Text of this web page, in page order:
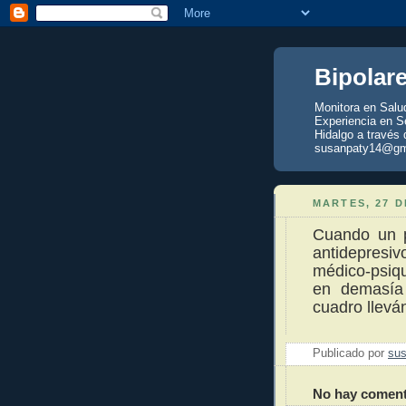
Monitora en
Experiencia en
Hidalgo a través
MARTES, 27
Cuando un
médico-
en
cuadro
Publicado por
No hay